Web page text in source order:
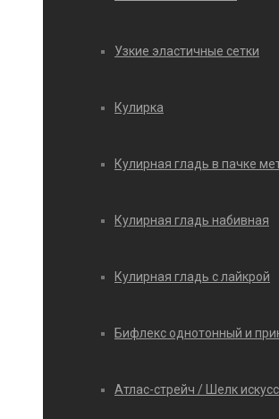
Узкие эластичные сетки
Кулирка
Кулирная гладь в пачке
Кулирная гладь набивная
Кулирная гладь с лайкрой
Бифлекс однотонный и
Атлас-стрейч / Шелк